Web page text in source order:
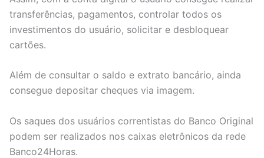
transferências, pagamentos, controlar todos os
investimentos do usuário, solicitar e desbloquear
cartões.
Além de consultar o saldo e extrato bancário, ainda
consegue depositar cheques via imagem.
Os saques dos usuários correntistas do Banco Original
podem ser realizados nos caixas eletrônicos da rede
Banco24Horas.